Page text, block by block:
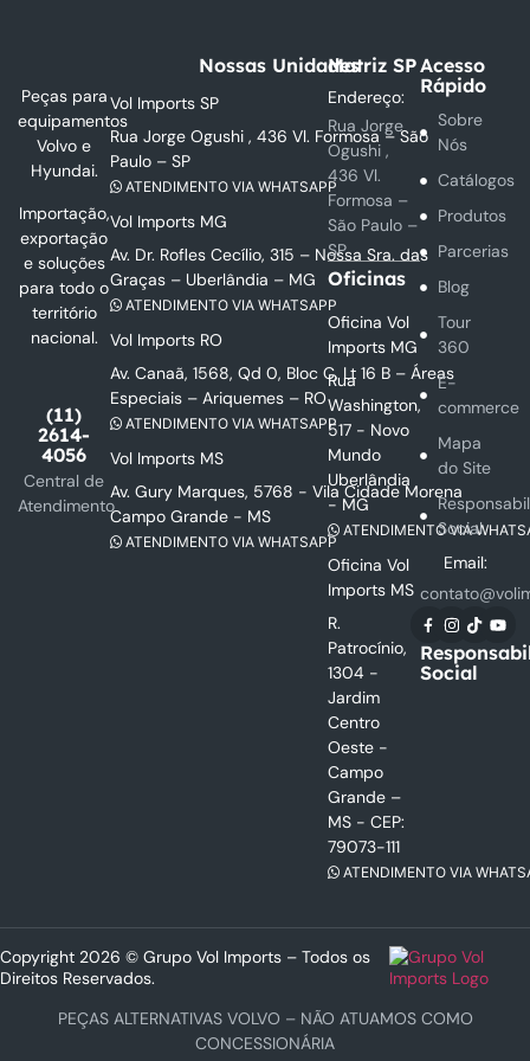
Peças para
equipamentos
Volvo e
Hyundai.
Importação,
exportação
e soluções
para todo o
território
nacional.
(11)
2614-
4056
Central de
Atendimento
Nossas Unidades
Vol Imports SP
Rua Jorge Ogushi , 436 Vl. Formosa – São
Paulo – SP
ATENDIMENTO VIA WHATSAPP
Vol Imports MG
Av. Dr. Rofles Cecílio, 315 – Nossa Sra. das
Graças – Uberlândia – MG
ATENDIMENTO VIA WHATSAPP
Vol Imports RO
Av. Canaã, 1568, Qd 0, Bloc C, Lt 16 B – Áreas
Especiais – Ariquemes – RO
ATENDIMENTO VIA WHATSAPP
Vol Imports MS
Av. Gury Marques, 5768 - Vila Cidade Morena
Campo Grande - MS
ATENDIMENTO VIA WHATSAPP
Matriz SP
Endereço:
Rua Jorge
Ogushi ,
436 Vl.
Formosa –
São Paulo –
SP
Oficinas
Oficina Vol
Imports MG
Rua
Washington,
517 - Novo
Mundo
Uberlândia
- MG
ATENDIMENTO VIA
Oficina Vol
Imports MS
R.
Patrocínio,
1304 -
Jardim
Centro
Oeste -
Campo
Grande –
MS - CEP:
79073-111
ATENDIMENTO VIA
Acesso
Rápido
Sobre
Nós
Catálogos
Produtos
Parcerias
Blog
Tour
360
E-
commerce
Mapa
do Site
Social
Email:
Social
Copyright 2026 © Grupo Vol Imports – Todos os
Direitos Reservados.
PEÇAS ALTERNATIVAS VOLVO – NÃO ATUAMOS COMO
CONCESSIONÁRIA